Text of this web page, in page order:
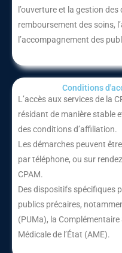
l’ouverture et la gestion
remboursement des soins,
l’accompagnement des
Conditions
L’accès aux services de la
résidant de manière stable
des conditions d’affiliation.
Les démarches peuvent
par téléphone, ou sur
CPAM.
Des dispositifs spécifiques
publics précaires,
(PUMa), la Complémentaire
Médicale de l’État (AME).